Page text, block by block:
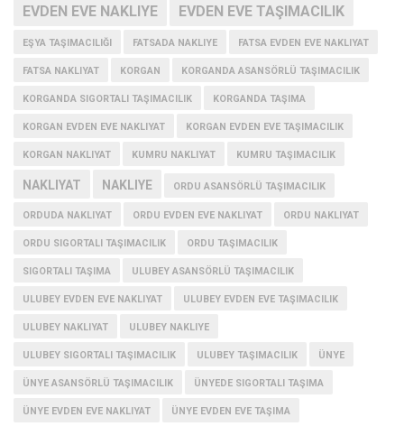
EVDEN EVE NAKLIYE EVDEN EVE TAŞIMACILIK
EŞYA TAŞIMACILIĞI FATSADA NAKLIYE FATSA EVDEN EVE NAKLIYAT
FATSA NAKLIYAT KORGAN KORGANDA ASANSÖRLÜ TAŞIMACILIK
KORGANDA SIGORTALI TAŞIMACILIK KORGANDA TAŞIMA
KORGAN EVDEN EVE NAKLIYAT KORGAN EVDEN EVE TAŞIMACILIK
KORGAN NAKLIYAT KUMRU NAKLIYAT KUMRU TAŞIMACILIK
NAKLIYAT NAKLIYE ORDU ASANSÖRLÜ TAŞIMACILIK
ORDUDA NAKLIYAT ORDU EVDEN EVE NAKLIYAT ORDU NAKLIYAT
ORDU SIGORTALI TAŞIMACILIK ORDU TAŞIMACILIK
SIGORTALI TAŞIMA ULUBEY ASANSÖRLÜ TAŞIMACILIK
ULUBEY EVDEN EVE NAKLIYAT ULUBEY EVDEN EVE TAŞIMACILIK
ULUBEY NAKLIYAT ULUBEY NAKLIYE
ULUBEY SIGORTALI TAŞIMACILIK ULUBEY TAŞIMACILIK ÜNYE
ÜNYE ASANSÖRLÜ TAŞIMACILIK ÜNYEDE SIGORTALI TAŞIMA
ÜNYE EVDEN EVE NAKLIYAT ÜNYE EVDEN EVE TAŞIMA